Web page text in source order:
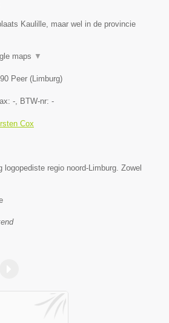
Kaulille, maar wel in de provincie
maps ▼
Peer (Limburg)
-, BTW-nr: -
Cox
logopediste regio noord-Limburg. Zowel